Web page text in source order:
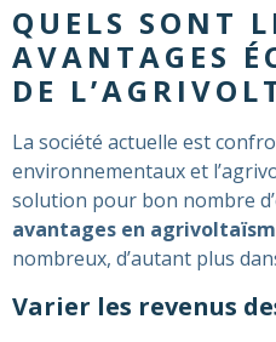
QUELS SONT
AVANTAGES
DE
La société actuelle est
environnementaux et
solution pour bon nombre
avantages en
nombreux, d’autant plus
Varier les revenus